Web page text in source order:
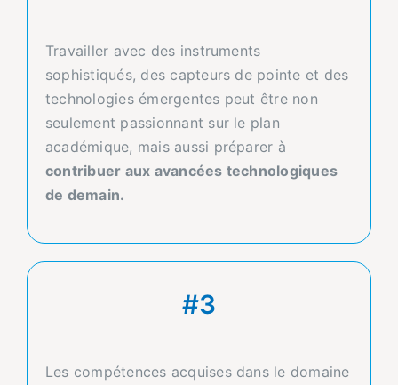
Travailler avec des instruments
sophistiqués, des capteurs de pointe et des
technologies émergentes peut être non
seulement passionnant sur le plan
académique, mais aussi préparer à
contribuer aux avancées technologiques
de demain.
#3
Les compétences acquises dans le domaine